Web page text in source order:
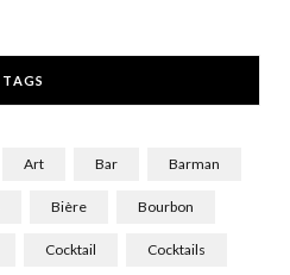
TAGS
Art Bar Barman
Bière Bourbon
Cocktail Cocktails